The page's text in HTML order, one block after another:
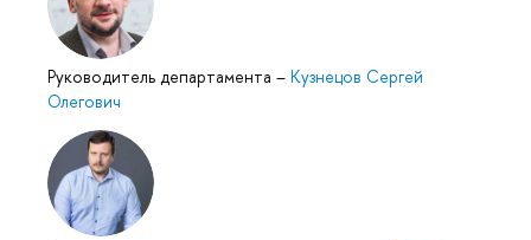
Руководитель департамента – Кузнецов Сергей
Олегович